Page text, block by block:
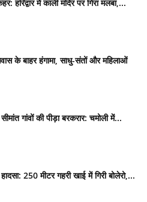
हरिद्वार में काली मंदिर पर गिरा मलबा,...
के बाहर हंगामा, साधु-संतों और महिलाओं
गांवों की पीड़ा बरकरार: चमोली में...
हादसा: 250 मीटर गहरी खाई में गिरी बोलेरो,...